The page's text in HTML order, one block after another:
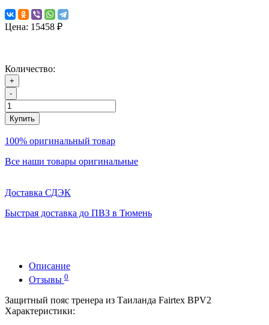
Цена: 15458 ₽
Количество:
+
-
Купить
100% оригинальный товар
Все наши товары оригинальные
Доставка СДЭК
Быстрая доставка до ПВЗ в Тюмень
Описание
Отзывы 0
Защитный пояс тренера из Таиланда Fairtex BPV2
Характеристики: